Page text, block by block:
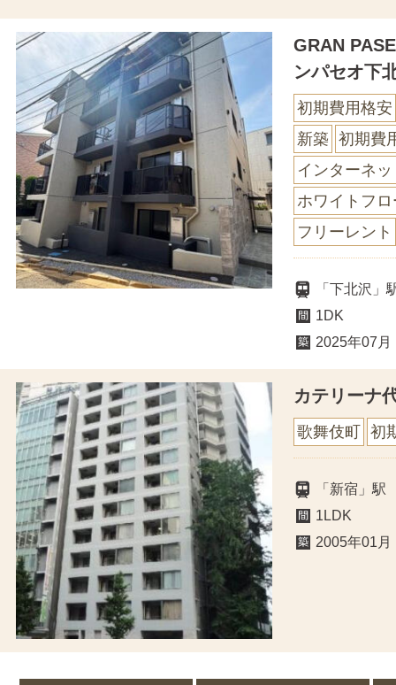
GRAN
ンパセオ下
初期費用格安
新築 初期費
インターネ
ホワイトフ
フリーレント
「下北沢
1DK
2025年07月
カテリーナ
歌舞伎町 初
「新宿」
1LDK
2005年01月